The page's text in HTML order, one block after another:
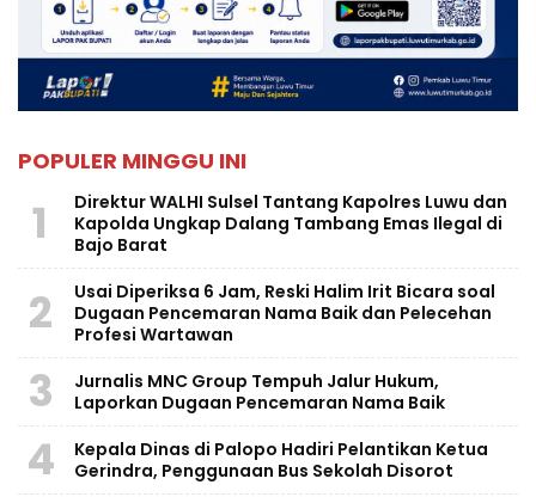
POPULER MINGGU INI
1
Direktur WALHI Sulsel Tantang Kapolres Luwu dan
Kapolda Ungkap Dalang Tambang Emas Ilegal di
Bajo Barat
2
Usai Diperiksa 6 Jam, Reski Halim Irit Bicara soal
Dugaan Pencemaran Nama Baik dan Pelecehan
Profesi Wartawan
3
Jurnalis MNC Group Tempuh Jalur Hukum,
Laporkan Dugaan Pencemaran Nama Baik
4
Kepala Dinas di Palopo Hadiri Pelantikan Ketua
Gerindra, Penggunaan Bus Sekolah Disorot